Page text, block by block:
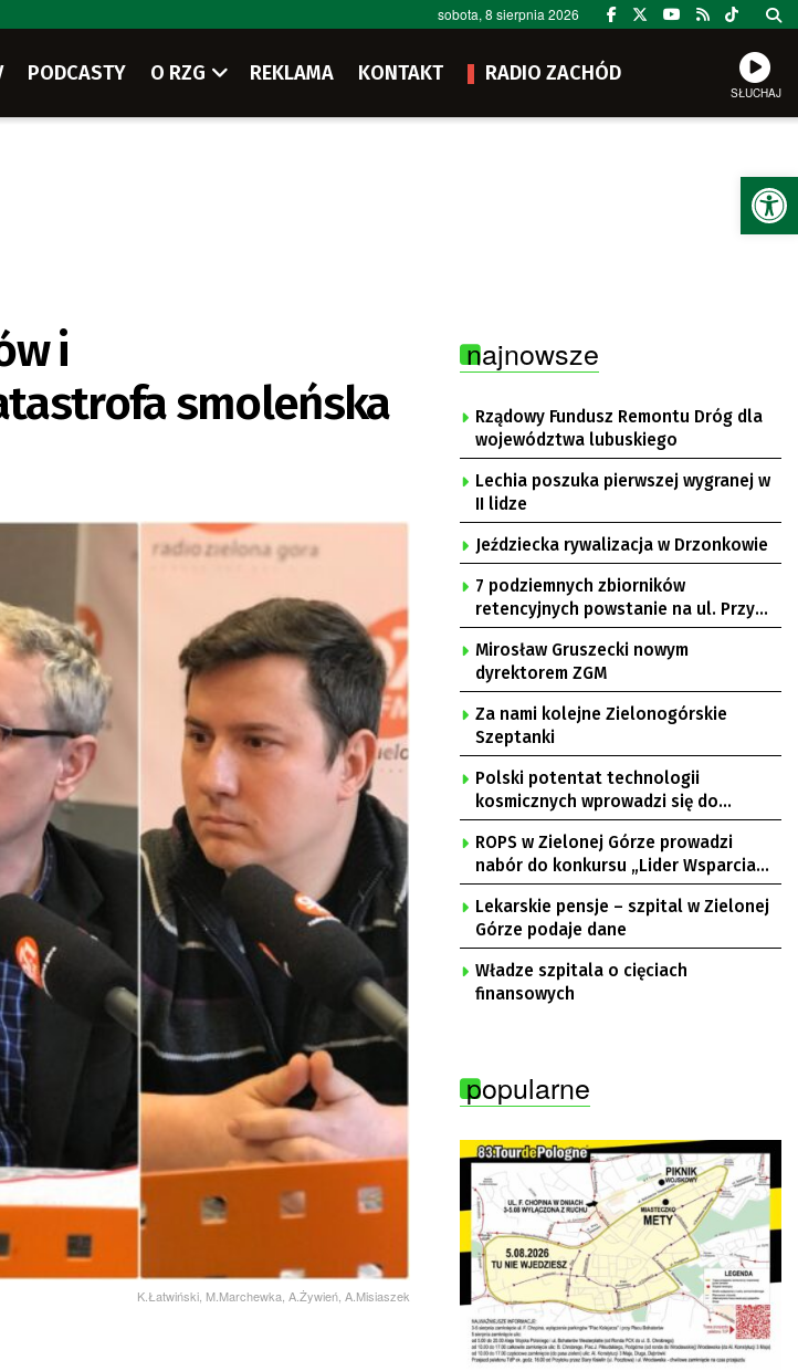
sobota, 8 sierpnia 2026
PODCASTY O RZG REKLAMA KONTAKT RADIO ZACHÓD
SŁUCHAJ
i
smoleńska
K.Łatwiński, M.Marchewka, A.Żywień, A.Misiaszek
najnowsze
Rządowy Fundusz Remontu Dróg dla
województwa lubuskiego
Lechia poszuka pierwszej wygranej w
II lidze
Jeździecka rywalizacja w Drzonkowie
7 podziemnych zbiorników
retencyjnych powstanie na ul. Przy
Gazowni
Mirosław Gruszecki nowym
dyrektorem ZGM
Za nami kolejne Zielonogórskie
Szeptanki
Polski potentat technologii
kosmicznych wprowadzi się do
Zielonej Góry
ROPS w Zielonej Górze prowadzi
nabór do konkursu „Lider Wsparcia
Seniora”
Lekarskie pensje – szpital w Zielonej
Górze podaje dane
Władze szpitala o cięciach
finansowych
popularne